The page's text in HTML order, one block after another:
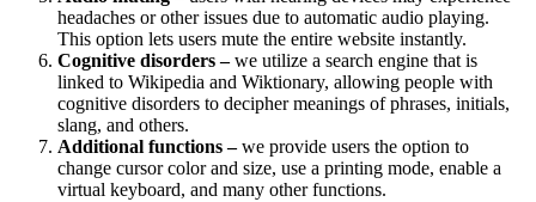
headaches or other issues due to automatic audio playing.
This option lets users mute the entire website instantly.
Cognitive disorders –we utilize a search engine that is
linked to Wikipedia and Wiktionary, allowing people with
cognitive disorders to decipher meanings of phrases, initials,
slang, and others.
Additional functions –we provide users the option to
change cursor color and size, use a printing mode, enable a
virtual keyboard, and many other functions.